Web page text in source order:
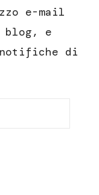
e-mail
e
di